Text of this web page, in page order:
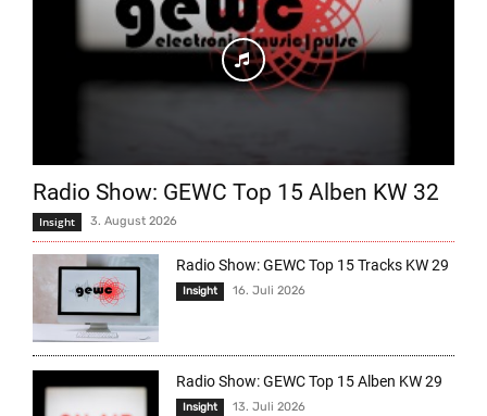
Radio Show: GEWC Top 15 Alben KW 32
Insight 3. August 2026
Radio Show: GEWC Top 15 Tracks KW 29
Insight 16. Juli 2026
Radio Show: GEWC Top 15 Alben KW 29
Insight 13. Juli 2026